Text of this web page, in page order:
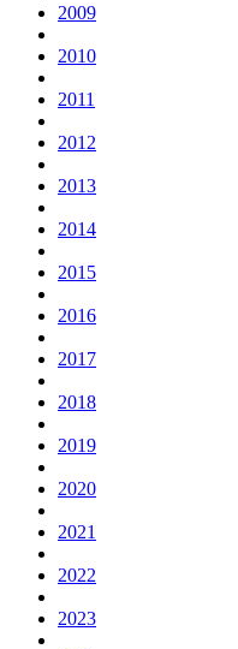
2009
2010
2011
2012
2013
2014
2015
2016
2017
2018
2019
2020
2021
2022
2023